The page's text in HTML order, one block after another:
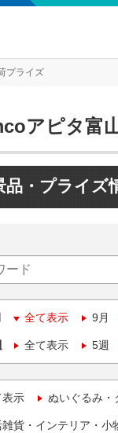
プライズ
アピタ富
品・プライズ
全て表示 9月
全て表示 5週
表示 ぬいぐるみ・
貨・インテリア・小